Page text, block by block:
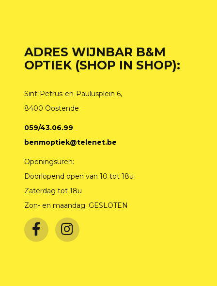
ADRES WIJNBAR B&M
OPTIEK (SHOP IN SHOP):
Sint-Petrus-en-Paulusplein 6,
8400 Oostende
059/43.06.99
benmoptiek@telenet.be
Openingsuren:
Doorlopend open van 10 tot 18u
Zaterdag tot 18u
Zon- en maandag: GESLOTEN